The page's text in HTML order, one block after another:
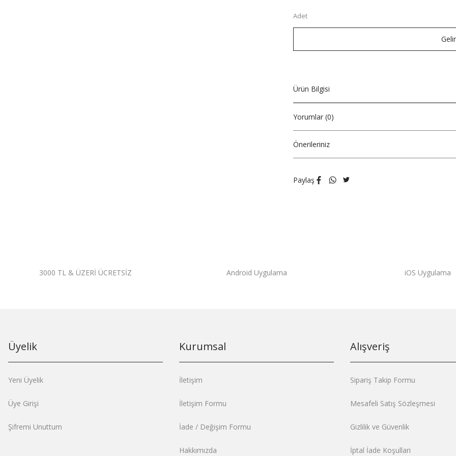
Adet
Ürün Bilgisi
Yorumlar (0)
Önerileriniz
Paylaş
3000 TL & ÜZERİ ÜCRETSİZ Android Uygulama iOS Uygulama
Üyelik
Yeni Üyelik
Üye Girişi
Şifremi Unuttum
Kurumsal
İletişim
İletişim Formu
İade / Değişim Formu
Hakkımızda
Alışveriş
Sipariş Takip Formu
Mesafeli Satış Sözleşmesi
Gizlilik ve Güvenlik
İptal İade Koşullari